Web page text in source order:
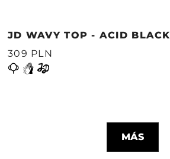
JD WAVY TOP - ACID BLACK
309 PLN
MÁS